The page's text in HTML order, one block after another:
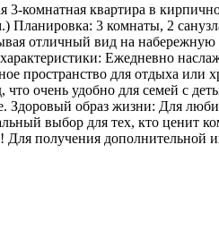
3-комнатная квартира в
3 комнаты, 2
отличный вид на
Ежедневно
пространство для отдыха или
что очень удобно для семей с
Здоровый образ жизни: Для
выбор для тех, кто
Для получения